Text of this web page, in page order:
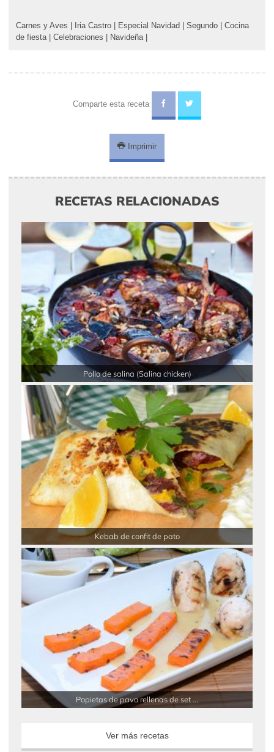
Carnes y Aves Iria Castro Especial Navidad Segundo
Cocina
de fiesta
Celebraciones Navideña
Comparte esta receta
Imprimir
RECETAS RELACIONADAS
Pollo de salina (Salina chicken)
Kebab de confit de pato
Popietas de pavo rellenas de set ...
Ver más recetas